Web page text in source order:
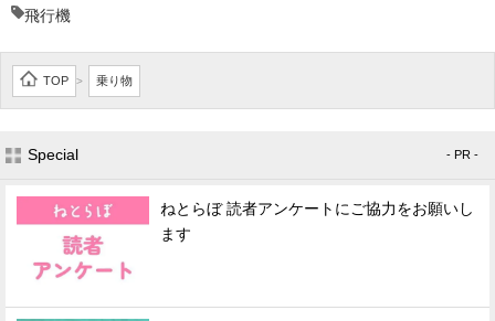
飛行機
TOP > 乗り物
Special - PR -
ねとらぼ 読者アンケートにご協力をお願いし
ます